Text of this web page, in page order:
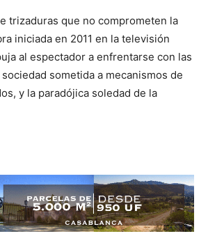
trizaduras que no comprometen la
iniciada en 2011 en la televisión
al espectador a enfrentarse con las
sometida a mecanismos de
y la paradójica soledad de la